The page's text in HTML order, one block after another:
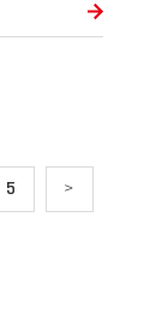
5 >